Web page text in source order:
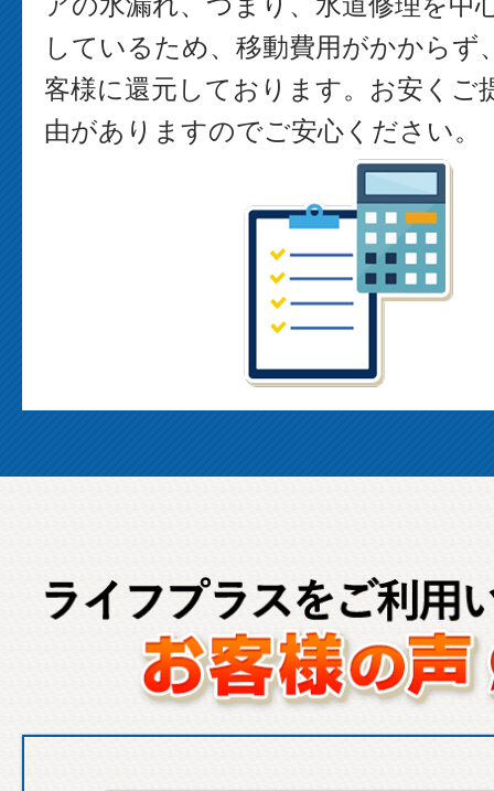
しているため、移動費用がかからず
客様に還元しております。お安くご
由がありますのでご安心ください。